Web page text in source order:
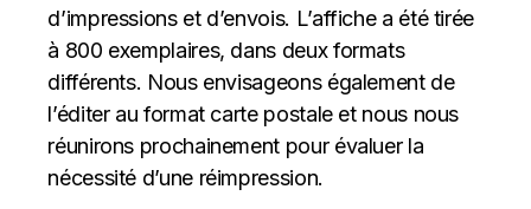
d’impressions et d’envois. L’affiche a été tirée
à 800 exemplaires, dans deux formats
différents. Nous envisageons également de
l’éditer au format carte postale et nous nous
réunirons prochainement pour évaluer la
nécessité d’une réimpression.